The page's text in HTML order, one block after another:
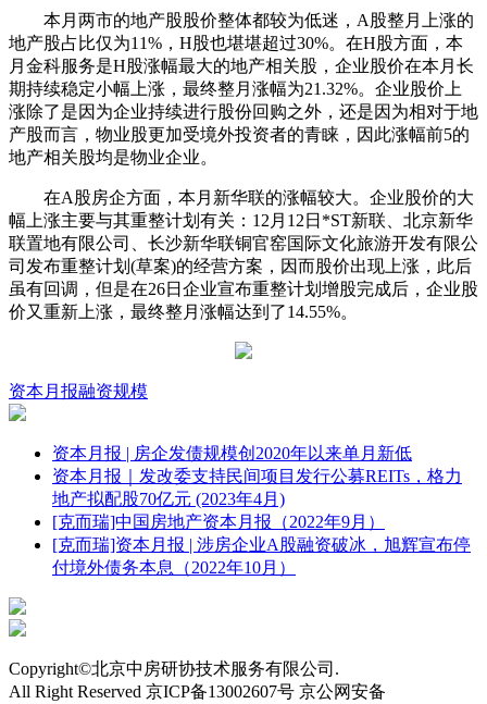
本月两市的地产股股价整体都较为低迷，A股整月上涨的
地产股占比仅为11%，H股也堪堪超过30%。在H股方面，本
月金科服务是H股涨幅最大的地产相关股，企业股价在本月长
期持续稳定小幅上涨，最终整月涨幅为21.32%。企业股价上
涨除了是因为企业持续进行股份回购之外，还是因为相对于地
产股而言，物业股更加受境外投资者的青睐，因此涨幅前5的
地产相关股均是物业企业。
在A股房企方面，本月新华联的涨幅较大。企业股价的大
幅上涨主要与其重整计划有关：12月12日*ST新联、北京新华
联置地有限公司、长沙新华联铜官窑国际文化旅游开发有限公
司发布重整计划(草案)的经营方案，因而股价出现上涨，此后
虽有回调，但是在26日企业宣布重整计划增股完成后，企业股
价又重新上涨，最终整月涨幅达到了14.55%。
资本月报融资规模
资本月报 | 房企发债规模创2020年以来单月新低
资本月报｜发改委支持民间项目发行公募REITs，格力
地产拟配股70亿元 (2023年4月)
[克而瑞]中国房地产资本月报（2022年9月）
[克而瑞]资本月报 | 涉房企业A股融资破冰，旭辉宣布停
付境外债务本息（2022年10月）
Copyright©北京中房研协技术服务有限公司.
All Right Reserved 京ICP备13002607号 京公网安备